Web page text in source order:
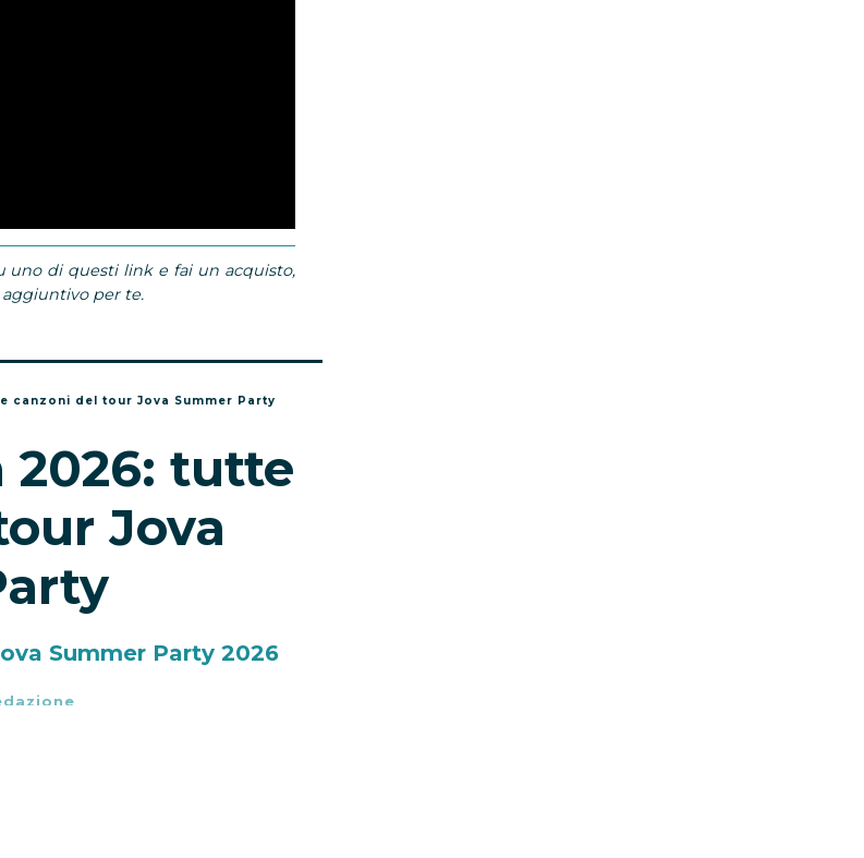
uno di questi link e fai un acquisto,
per te.
canzoni del tour Jova Summer Party
2026: tutte
Jova
Summer Party 2026